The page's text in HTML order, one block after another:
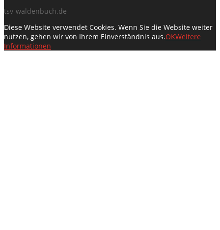
tsv-waldenbuch.de
Diese Website verwendet Cookies. Wenn Sie die Website weiter
nutzen, gehen wir von Ihrem Einverständnis aus.OKWeitere
Informationen